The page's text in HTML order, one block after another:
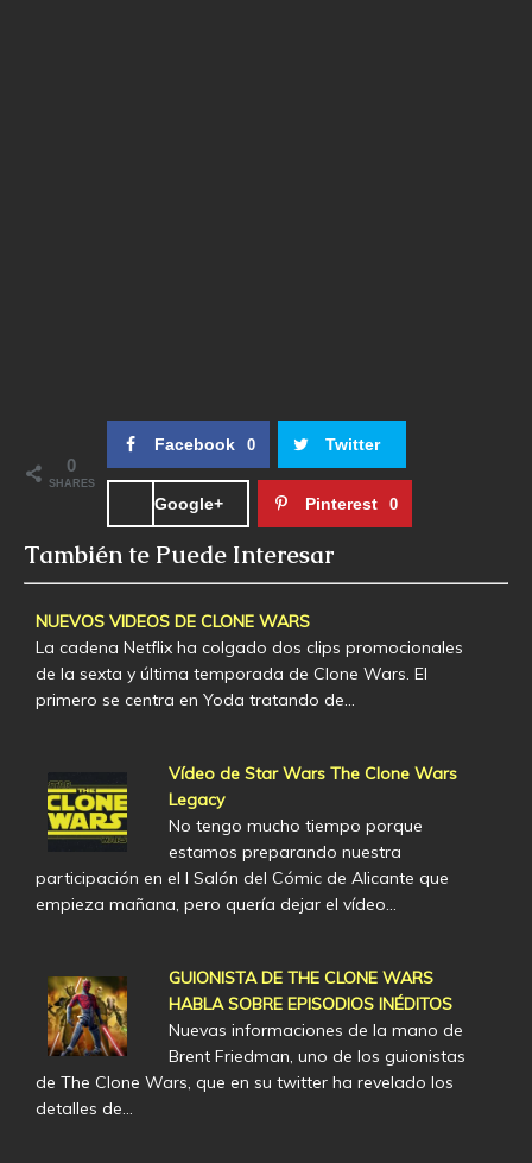
0
SHARES
Facebook 0 Twitter
Google+ Pinterest 0
También te Puede Interesar
NUEVOS VIDEOS DE CLONE WARS
La cadena Netflix ha colgado dos clips promocionales
de la sexta y última temporada de Clone Wars. El
primero se centra en Yoda tratando de…
Vídeo de Star Wars The Clone Wars
Legacy
No tengo mucho tiempo porque
estamos preparando nuestra
participación en el I Salón del Cómic de Alicante que
empieza mañana, pero quería dejar el vídeo…
GUIONISTA DE THE CLONE WARS
HABLA SOBRE EPISODIOS INÉDITOS
Nuevas informaciones de la mano de
Brent Friedman, uno de los guionistas
de The Clone Wars, que en su twitter ha revelado los
detalles de…